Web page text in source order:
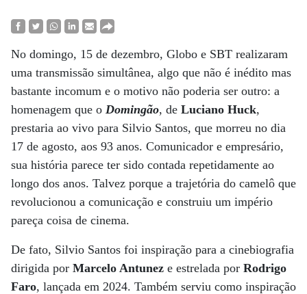
No domingo, 15 de dezembro, Globo e SBT realizaram
uma transmissão simultânea, algo que não é inédito mas
bastante incomum e o motivo não poderia ser outro: a
homenagem que o Domingão, de Luciano Huck,
prestaria ao vivo para Silvio Santos, que morreu no dia
17 de agosto, aos 93 anos. Comunicador e empresário,
sua história parece ter sido contada repetidamente ao
longo dos anos. Talvez porque a trajetória do camelô que
revolucionou a comunicação e construiu um império
pareça coisa de cinema.
De fato, Silvio Santos foi inspiração para a cinebiografia
dirigida por Marcelo Antunez e estrelada por Rodrigo
Faro, lançada em 2024. Também serviu como inspiração